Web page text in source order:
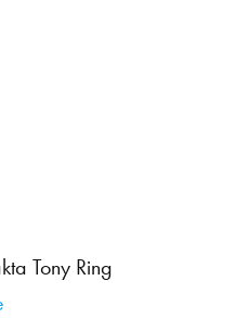
Tony Ring